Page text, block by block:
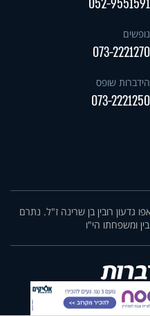
נופשים
073-2221270
הידברות שופס
073-2221250
רובין בן שרינה ז"ל. נתרם
ומשפחתו הי"ו